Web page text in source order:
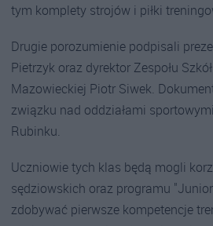
tym komplety strojów i piłki
Drugie porozumienie podpisali
Pietrzyk oraz dyrektor Zespołu
Mazowieckiej Piotr Siwek.
związku nad oddziałami
Rubinku.
Uczniowie tych klas będą mogli
sędziowskich oraz programu
zdobywać pierwsze kompetencje